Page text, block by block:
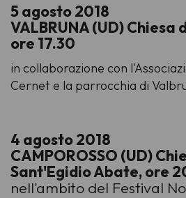
5 agosto 2018
VALBRUNA (UD) Chiesa
ore 17.30
in collaborazione con
Cernet e la parrocchia di
4 agosto 2018
CAMPOROSSO (UD)
Sant'Egidio Abate, ore
nell'ambito del Festival